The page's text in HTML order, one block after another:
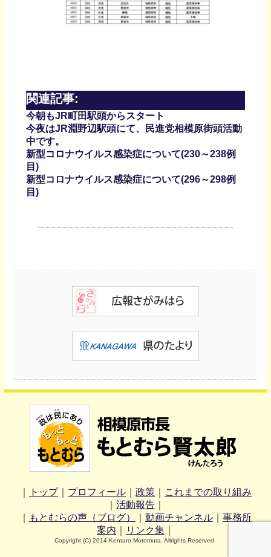
関連記事:
今朝もJR町田駅頭からスタート
今夜はJR淵野辺駅頭にて、民進党相模原街頭活動
中です。
新型コロナウイルス感染症について(230～238例
目)
新型コロナウイルス感染症について(296～298例
目)
トップ｜ プロフィール｜ 政策｜
これまでの取り組み
活動報告｜
もとむらの声（ブログ） 動画チャンネル｜ 事務所
案内
リンク集｜
Copyright (C) 2014 Kentaro Motomura. Allrights Reserved.